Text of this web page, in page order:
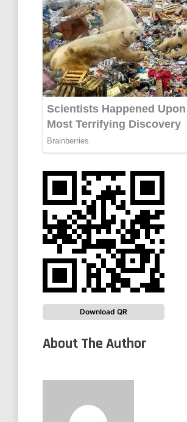
Download QR
About The Author